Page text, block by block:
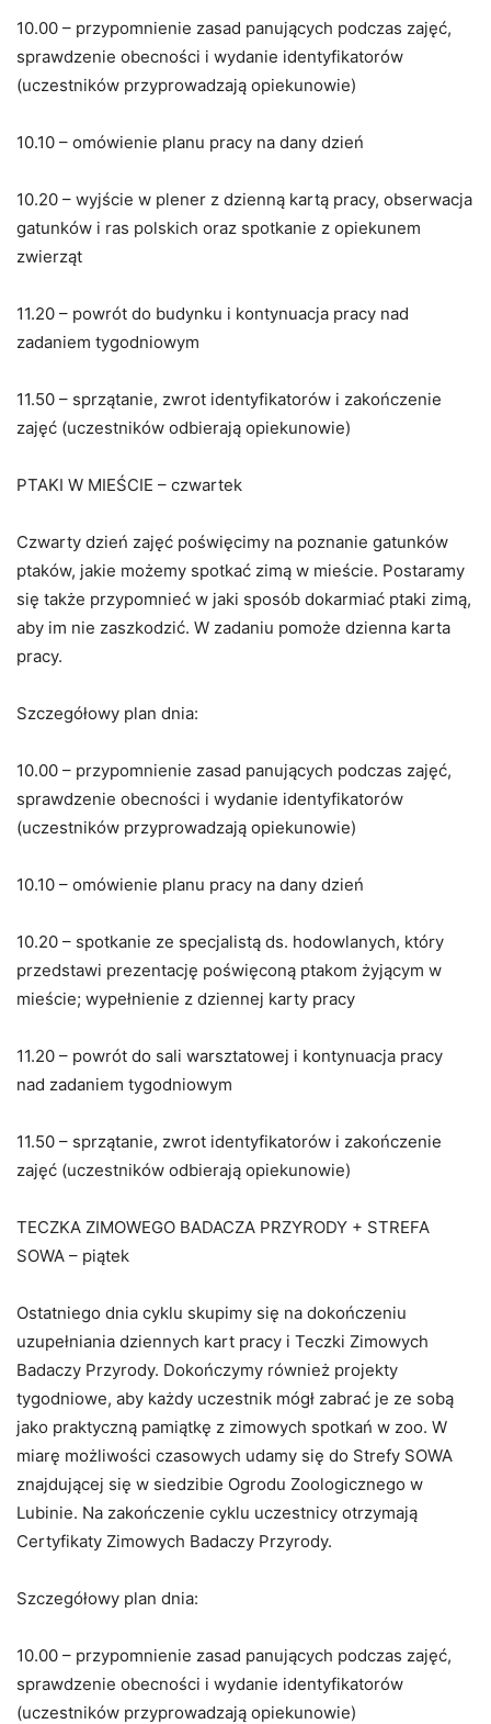
10.00 – przypomnienie zasad panujących podczas zajęć,
sprawdzenie obecności i wydanie identyfikatorów
(uczestników przyprowadzają opiekunowie)
10.10 – omówienie planu pracy na dany dzień
10.20 – wyjście w plener z dzienną kartą pracy, obserwacja
gatunków i ras polskich oraz spotkanie z opiekunem
zwierząt
11.20 – powrót do budynku i kontynuacja pracy nad
zadaniem tygodniowym
11.50 – sprzątanie, zwrot identyfikatorów i zakończenie
zajęć (uczestników odbierają opiekunowie)
PTAKI W MIEŚCIE – czwartek
Czwarty dzień zajęć poświęcimy na poznanie gatunków
ptaków, jakie możemy spotkać zimą w mieście. Postaramy
się także przypomnieć w jaki sposób dokarmiać ptaki zimą,
aby im nie zaszkodzić. W zadaniu pomoże dzienna karta
pracy.
Szczegółowy plan dnia:
10.00 – przypomnienie zasad panujących podczas zajęć,
sprawdzenie obecności i wydanie identyfikatorów
(uczestników przyprowadzają opiekunowie)
10.10 – omówienie planu pracy na dany dzień
10.20 – spotkanie ze specjalistą ds. hodowlanych, który
przedstawi prezentację poświęconą ptakom żyjącym w
mieście; wypełnienie z dziennej karty pracy
11.20 – powrót do sali warsztatowej i kontynuacja pracy
nad zadaniem tygodniowym
11.50 – sprzątanie, zwrot identyfikatorów i zakończenie
zajęć (uczestników odbierają opiekunowie)
TECZKA ZIMOWEGO BADACZA PRZYRODY + STREFA
SOWA – piątek
Ostatniego dnia cyklu skupimy się na dokończeniu
uzupełniania dziennych kart pracy i Teczki Zimowych
Badaczy Przyrody. Dokończymy również projekty
tygodniowe, aby każdy uczestnik mógł zabrać je ze sobą
jako praktyczną pamiątkę z zimowych spotkań w zoo. W
miarę możliwości czasowych udamy się do Strefy SOWA
znajdującej się w siedzibie Ogrodu Zoologicznego w
Lubinie. Na zakończenie cyklu uczestnicy otrzymają
Certyfikaty Zimowych Badaczy Przyrody.
Szczegółowy plan dnia:
10.00 – przypomnienie zasad panujących podczas zajęć,
sprawdzenie obecności i wydanie identyfikatorów
(uczestników przyprowadzają opiekunowie)